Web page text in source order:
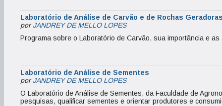
Laboratório de Análise de Carvão e de Rochas
porJANDREY DE MELLO LOPES
Programa sobre o Laboratório de Carvão, sua importância e
Laboratório de Análise de Sementes
porJANDREY DE MELLO LOPES
O Laboratório de Análise de Sementes, da Faculdade de
pesquisas, qualificar sementes e orientar produtores e